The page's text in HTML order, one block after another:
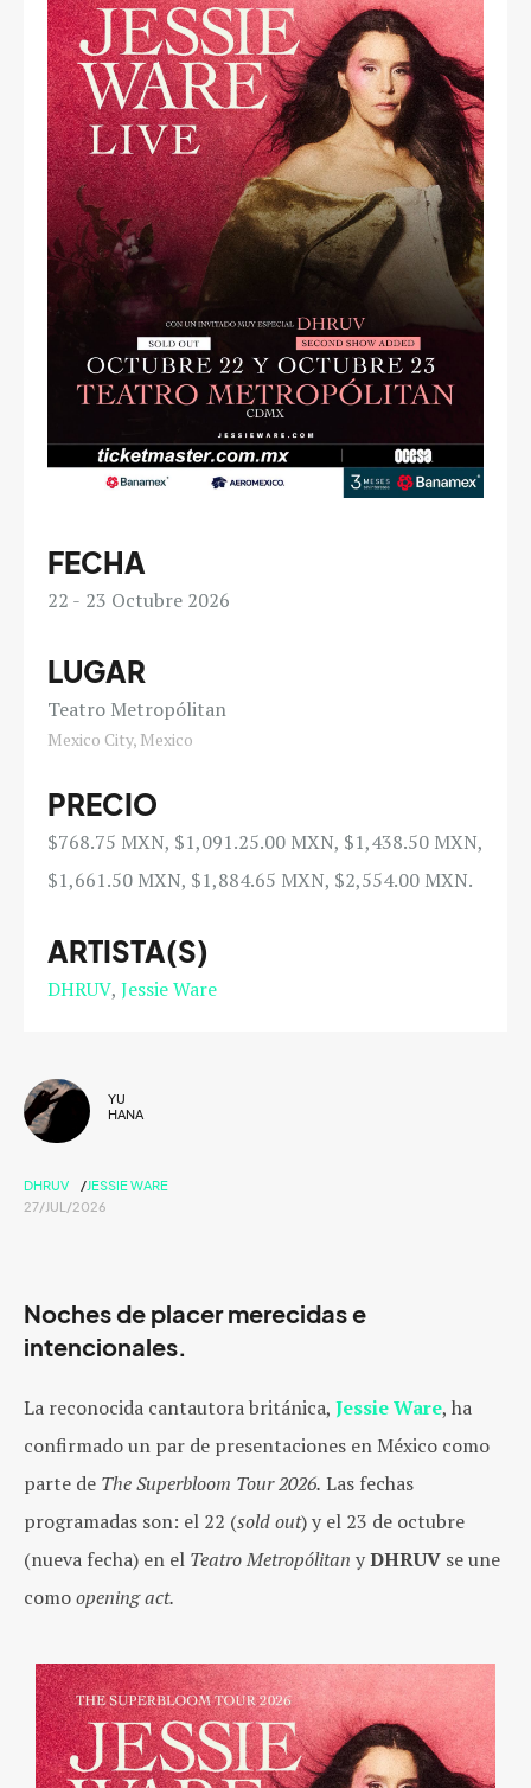
FECHA
22 23 Octubre 2026
LUGAR
Teatro Metropólitan
Mexico City, Mexico
PRECIO
$768.75 MXN, $1,091.25.00 MXN, $1,438.50 MXN,
$1,661.50 MXN, $1,884.65 MXN, $2,554.00 MXN.
ARTISTA(S)
DHRUV Jessie Ware
YU
HANA
DHRUV
JESSIE WARE
27/JUL/2026
Noches de placer merecidas e
intencionales.
La reconocida cantautora británica, Jessie Ware, ha
confirmado un par de presentaciones en México como
parte de The Superbloom Tour 2026. Las fechas
programadas son: el 22 (sold out) y el 23 de octubre
(nueva fecha) en el Teatro Metropólitan yDHRUV se une
comoopening act.